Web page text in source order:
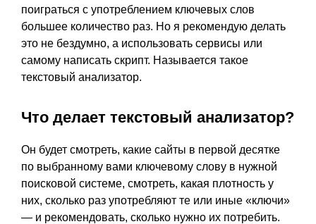
поиграться с употреблением ключевых слов
большее количество раз. Но я рекомендую делать
это не бездумно, а использовать сервисы или
самому написать скрипт. Называется такое
текстовый анализатор.
Что делает текстовый анализатор?
Он будет смотреть, какие сайты в первой десятке
по выбранному вами ключевому слову в нужной
поисковой системе, смотреть, какая плотность у
них, сколько раз употребляют те или иные «ключи»
— и рекомендовать, сколько нужно их потребить.